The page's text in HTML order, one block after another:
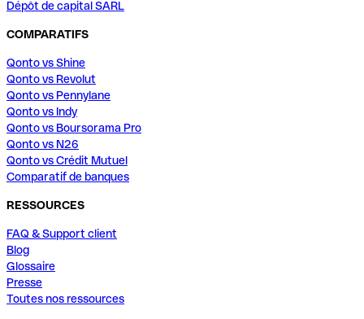
Dépôt de capital SARL
COMPARATIFS
Qonto vs Shine
Qonto vs Revolut
Qonto vs Pennylane
Qonto vs Indy
Qonto vs Boursorama Pro
Qonto vs N26
Qonto vs Crédit Mutuel
Comparatif de banques
RESSOURCES
FAQ & Support client
Blog
Glossaire
Presse
Toutes nos ressources